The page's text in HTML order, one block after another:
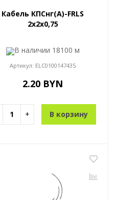
Кабель КПСнг(A)-FRLS
2x2x0,75
В наличии 18100 м
Артикул: ELC0100147435
2.20 BYN
+ В корзину